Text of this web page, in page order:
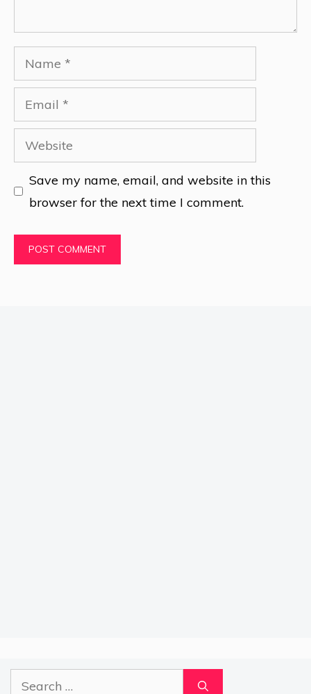
Name
Email
Website
Save my name, email, and website in this
browser for the next time I comment.